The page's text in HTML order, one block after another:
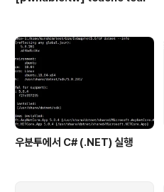
우분투에서 C# (.NET) 실행